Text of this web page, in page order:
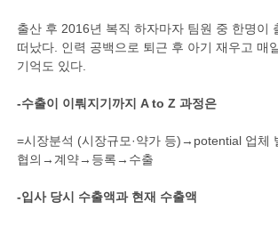
출산 후 2016년 복직 하자마자 팀원 중 한명이
떠났다. 인력 공백으로 퇴근 후 아기 재우고 매
기억도 있다.
-수출이 이뤄지기까지 A to Z 과정은
=시장분석 (시장규모·약가 등)→potential 업체
협의→계약→등록→수출
-입사 당시 수출액과 현재 수출액